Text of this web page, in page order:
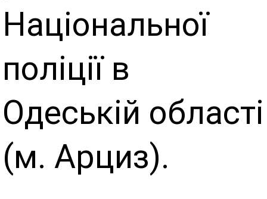
Національної
поліції в
Одеській області
(м. Арциз).